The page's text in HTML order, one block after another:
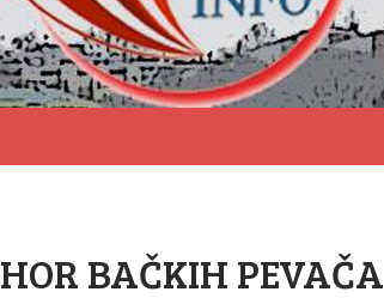
HOR BAČKIH PEVAČA